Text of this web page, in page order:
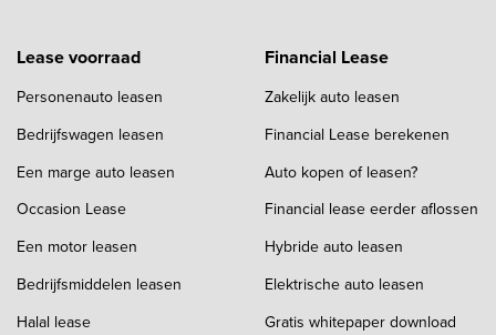
Lease voorraad
Personenauto leasen
Bedrijfswagen leasen
Een marge auto leasen
Occasion Lease
Een motor leasen
Bedrijfsmiddelen leasen
Halal lease
Financial Lease
Zakelijk auto leasen
Financial Lease berekenen
Auto kopen of leasen?
Financial lease eerder aflossen
Hybride auto leasen
Elektrische auto leasen
Gratis whitepaper download